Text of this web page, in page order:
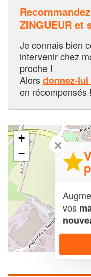
ZINGUEUR et
Je connais bien
intervenir chez
proche !
Alorsdonnez-
en récompensés !
+
−
|
✕
vos